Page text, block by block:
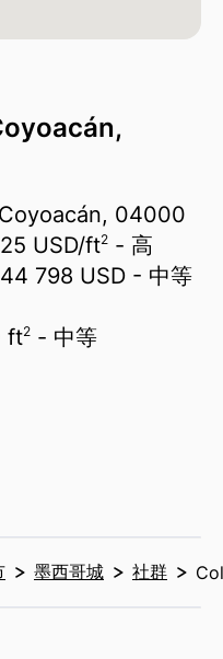
04000
USD/ft2 - 高
798 USD - 中等
ft2 - 中等
墨西哥城 社群